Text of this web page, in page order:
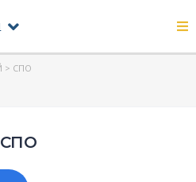
> СПО
СПО